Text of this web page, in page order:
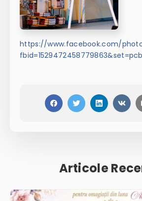
https://www.facebook.com/
Articole